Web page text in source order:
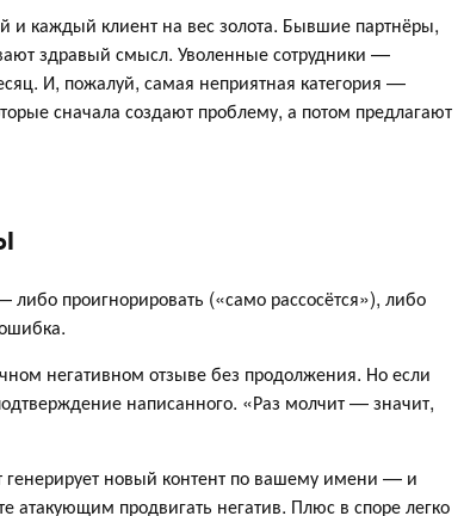
каждый клиент на вес золота. Бывшие партнёры,
здравый смысл. Уволенные сотрудники —
И, пожалуй, самая неприятная категория —
сначала создают проблему, а потом предлагают
проигнорировать («само рассосётся»), либо
негативном отзыве без продолжения. Но если
написанного. «Раз молчит — значит,
новый контент по вашему имени — и
атакующим продвигать негатив. Плюс в споре легко